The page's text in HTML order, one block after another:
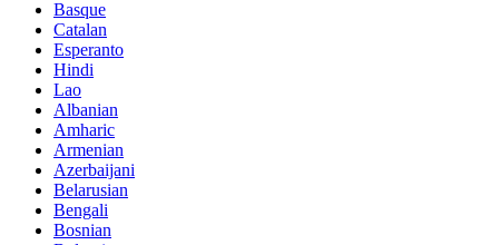
Basque
Catalan
Esperanto
Hindi
Lao
Albanian
Amharic
Armenian
Azerbaijani
Belarusian
Bengali
Bosnian